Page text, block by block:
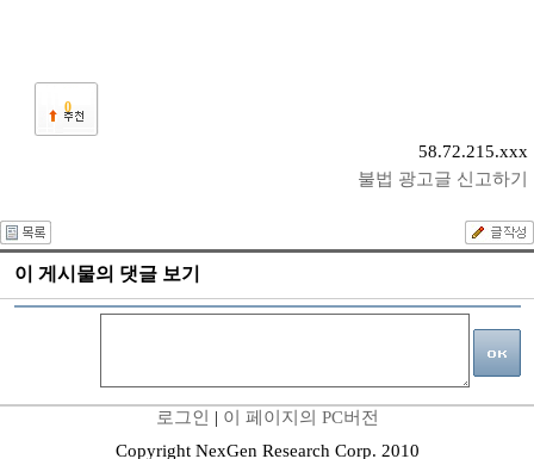
0
58.72.215.xxx
불법 광고글 신고하기
이 게시물의 댓글 보기
로그인 | 이 페이지의 PC버전
Copyright NexGen Research Corp. 2010